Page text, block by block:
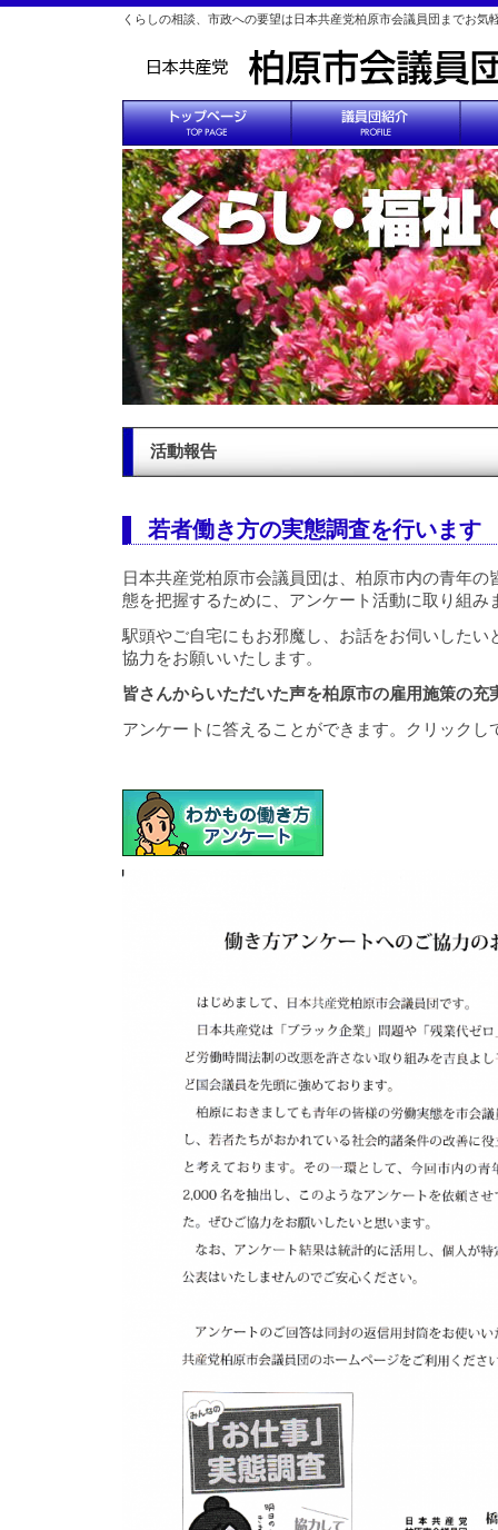
くらしの相談、市政への要望は日本共産党柏原市会議員団までお気
活動報告
若者働き方の実態調査を行います
日本共産党柏原市会議員団は、柏原市内の青年の
態を把握するために、アンケート活動に取り組み
駅頭やご自宅にもお邪魔し、お話をお伺いしたい
協力をお願いいたします。
皆さんからいただいた声を柏原市の雇用施策の
アンケートに答えることができます。クリックし